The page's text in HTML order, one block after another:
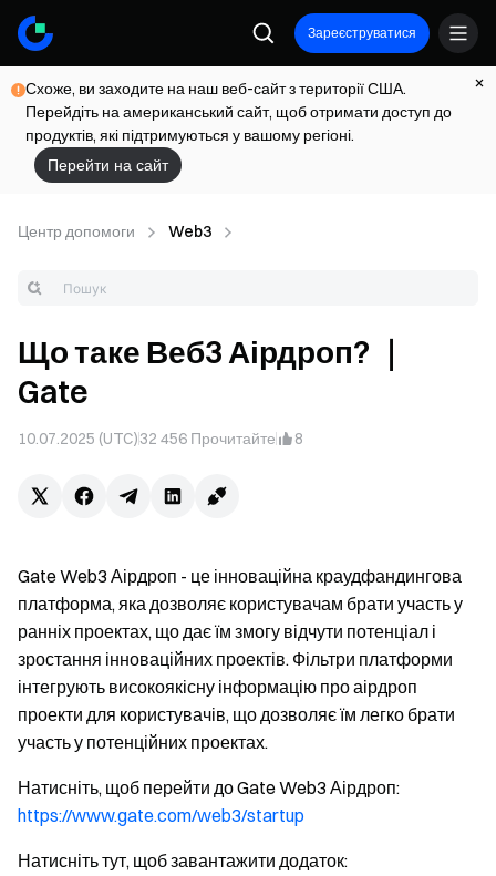
Зареєструватися
Схоже, ви заходите на наш веб-сайт з території США.
Перейдіть на американський сайт, щоб отримати доступ до
продуктів, які підтримуються у вашому регіоні.
Перейти на сайт
Центр допомоги Web3
Що таке Веб3 Аірдроп? ｜
Gate
10.07.2025 (UTC)32 456 Прочитайте 8
Gate Web3 Аірдроп - це інноваційна краудфандингова
платформа, яка дозволяє користувачам брати участь у
ранніх проектах, що дає їм змогу відчути потенціал і
зростання інноваційних проектів. Фільтри платформи
інтегрують високоякісну інформацію про аірдроп
проекти для користувачів, що дозволяє їм легко брати
участь у потенційних проектах.
Натисніть, щоб перейти до Gate Web3 Аірдроп:
https://www.gate.com/web3/startup
Натисніть тут, щоб завантажити додаток: